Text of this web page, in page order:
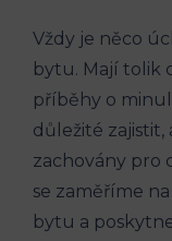
Vždy je něco
bytu. Mají tolik
příběhy o
důležité zajistit,
zachovány pro
se zaměříme
bytu a